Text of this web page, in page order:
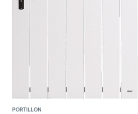
PORTILLON